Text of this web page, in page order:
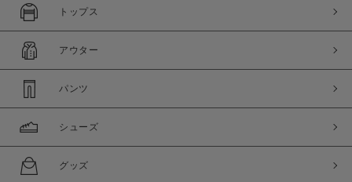
セール価格
在庫
トップス
アウター
パンツ
シューズ
グッズ